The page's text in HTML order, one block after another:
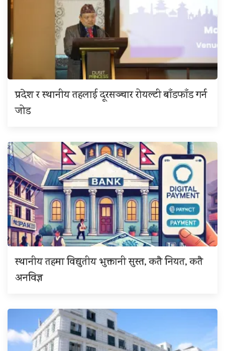
प्रदेश र स्थानीय तहलाई दूरसञ्चार रोयल्टी बाँडफाँड गर्न
जोड
स्थानीय तहमा विद्युतीय भुक्तानी सुस्त, कतै नियत, कतै
अनविज्ञ